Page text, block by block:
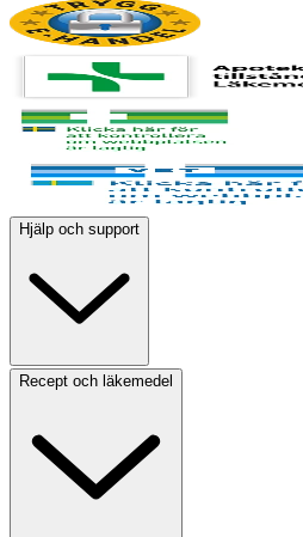
Hjälp och support
Recept och läkemedel